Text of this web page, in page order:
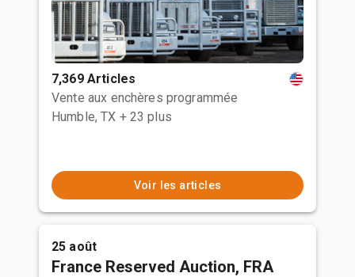
7,369 Articles
Vente aux enchères programmée
Humble, TX + 23 plus
Voir les articles
25 août
France Reserved Auction, FRA